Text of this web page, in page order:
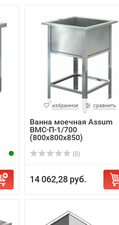
избранное сравнить
Ванна моечная Assum
ВМС-П-1/700
(800х800х850)
(0)
14 062,28 руб.